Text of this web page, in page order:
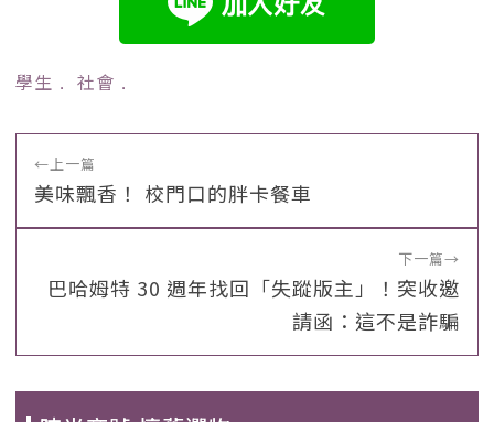
學生 ﹒ 社會 ﹒
←上一篇
美味飄香！ 校門口的胖卡餐車
下一篇→
巴哈姆特 30 週年找回「失蹤版主」！突收邀
請函：這不是詐騙